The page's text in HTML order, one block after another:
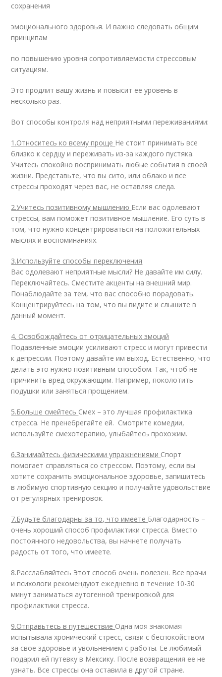
сохранения
эмоционального здоровья. И важно следовать общим
принципам
по повышению уровня сопротивляемости стрессовым
ситуациям.
Это продлит вашу жизнь и повысит ее уровень в
несколько раз.
Вот способы контроля над неприятными переживаниями:
1.Относитесь ко всему проще Не стоит принимать все
близко к сердцу и переживать из-за каждого пустяка.
Учитесь спокойно воспринимать любые события в своей
жизни. Представьте, что вы сито, или облако и все
стрессы проходят через вас, не оставляя следа.
2.Учитесь позитивному мышлению Если вас одолевают
стрессы, вам поможет позитивное мышление. Его суть в
том, что нужно концентрироваться на положительных
мыслях и воспоминаниях.
3.Используйте способы переключения
Вас одолевают неприятные мысли? Не давайте им силу.
Переключайтесь. Сместите акценты на внешний мир.
Понаблюдайте за тем, что вас способно порадовать.
Концентрируйтесь на том, что вы видите и слышите в
данный момент.
4. Освобождайтесь от отрицательных эмоций
Подавленные эмоции усиливают стресс и могут привести
к депрессии. Поэтому давайте им выход. Естественно, что
делать это нужно позитивным способом. Так, чтоб не
причинить вред окружающим. Например, поколотить
подушки или заняться прощением.
5.Больше смейтесь Смех – это лучшая профилактика
стресса. Не пренебрегайте ей. Смотрите комедии,
используйте смехотерапию, улыбайтесь прохожим.
6.Занимайтесь физическими упражнениями Спорт
помогает справляться со стрессом. Поэтому, если вы
хотите сохранить эмоциональное здоровье, запишитесь
в любимую спортивную секцию и получайте удовольствие
от регулярных тренировок.
7.Будьте благодарны за то, что имеете Благодарность –
очень хороший способ профилактики стресса. Вместо
постоянного недовольства, вы начнете получать
радость от того, что имеете.
8.Расслабляйтесь Этот способ очень полезен. Все врачи
и психологи рекомендуют ежедневно в течение 10-30
минут заниматься аутогенной тренировкой для
профилактики стресса.
9.Отправьтесь в путешествие Одна моя знакомая
испытывала хронический стресс, связи с беспокойством
за свое здоровье и увольнением с работы. Ее любимый
подарил ей путевку в Мексику. После возвращения ее не
узнать. Все стрессы она оставила в другой стране.